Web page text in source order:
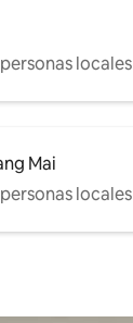
locales
Mai
locales